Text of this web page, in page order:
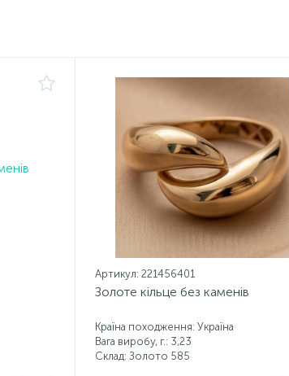
Артикул: 221456401
Золоте кільце без каменів
Країна походження: Україна
Вага виробу, г.: 3,23
Склад: Золото 585